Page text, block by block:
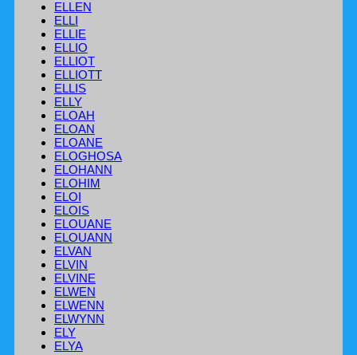
ELLEN
ELLI
ELLIE
ELLIO
ELLIOT
ELLIOTT
ELLIS
ELLY
ELOAH
ELOAN
ELOANE
ELOGHOSA
ELOHANN
ELOHIM
ELOI
ELOIS
ELOUANE
ELOUANN
ELVAN
ELVIN
ELVINE
ELWEN
ELWENN
ELWYNN
ELY
ELYA